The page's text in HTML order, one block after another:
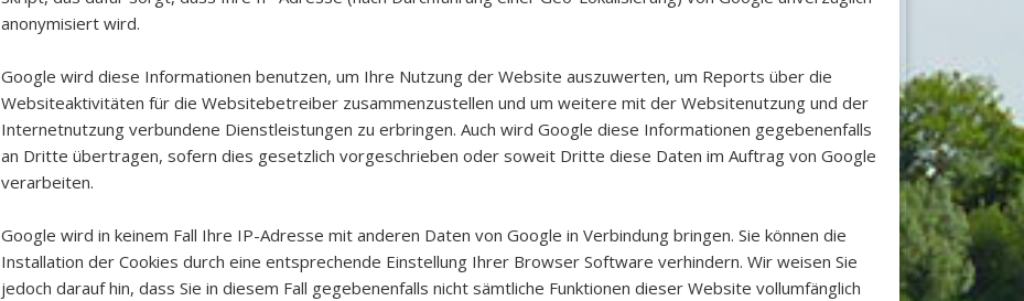
anonymisiert wird.
Google wird diese Informationen benutzen, um Ihre Nutzung der Website auszuwerten, um Reports über die
Websiteaktivitäten für die Websitebetreiber zusammenzustellen und um weitere mit der Websitenutzung und der
Internetnutzung verbundene Dienstleistungen zu erbringen. Auch wird Google diese Informationen gegebenenfalls
an Dritte übertragen, sofern dies gesetzlich vorgeschrieben oder soweit Dritte diese Daten im Auftrag von Google
verarbeiten.
Google wird in keinem Fall Ihre IP-Adresse mit anderen Daten von Google in Verbindung bringen. Sie können die
Installation der Cookies durch eine entsprechende Einstellung Ihrer Browser Software verhindern. Wir weisen Sie
jedoch darauf hin, dass Sie in diesem Fall gegebenenfalls nicht sämtliche Funktionen dieser Website vollumfänglich